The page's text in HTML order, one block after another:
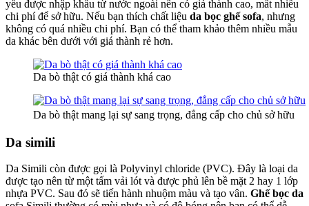
yếu được nhập khẩu từ nước ngoài nên có giá thành cao, mất nhiều
chi phí để sở hữu. Nếu bạn thích chất liệu da bọc ghế sofa, nhưng
không có quá nhiều chi phí. Bạn có thể tham khảo thêm nhiều mẫu
da khác bên dưới với giá thành rẻ hơn.
Da bò thật có giá thành khá cao
Da bò thật mang lại sự sang trọng, đẳng cấp cho chủ sở hữu
Da simili
Da Simili còn được gọi là Polyvinyl chloride (PVC). Đây là loại da
được tạo nên từ một tấm vải lót và được phủ lên bề mặt 2 hay 1 lớp
nhựa PVC. Sau đó sẽ tiến hành nhuộm màu và tạo vân. Ghế bọc da